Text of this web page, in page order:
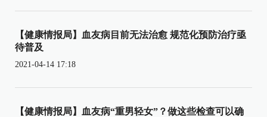
【健康情报局】血友病目前无法治愈 规范化预防治疗亟
待普及
2021-04-14 17:18
【健康情报局】血友病“重男轻女”？做这些检查可以确